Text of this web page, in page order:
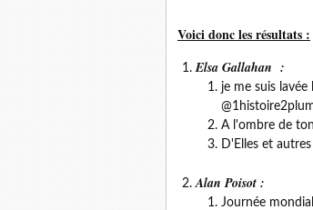
Voici donc les résultats :
Elsa Gallahan :
je me suis
A l'ombre de
D'Elles et
Alan Poisot :
Journée